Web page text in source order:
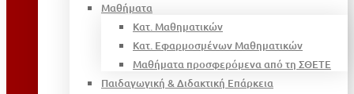
Μαθήματα
Κατ. Μαθηματικών
Κατ. Εφαρμοσμένων Μαθηματικών
Μαθήματα προσφερόμενα από τη ΣΘΕΤΕ
Παιδαγωγική & Διδακτική Επάρκεια